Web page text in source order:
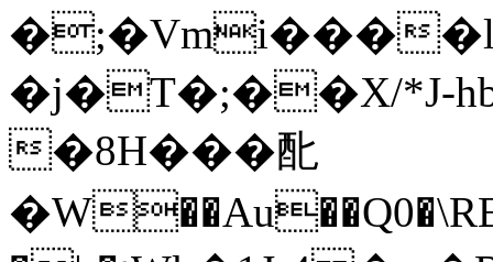
�;�Vmi���
�j�T�;��X/*J-
�8H���䣥